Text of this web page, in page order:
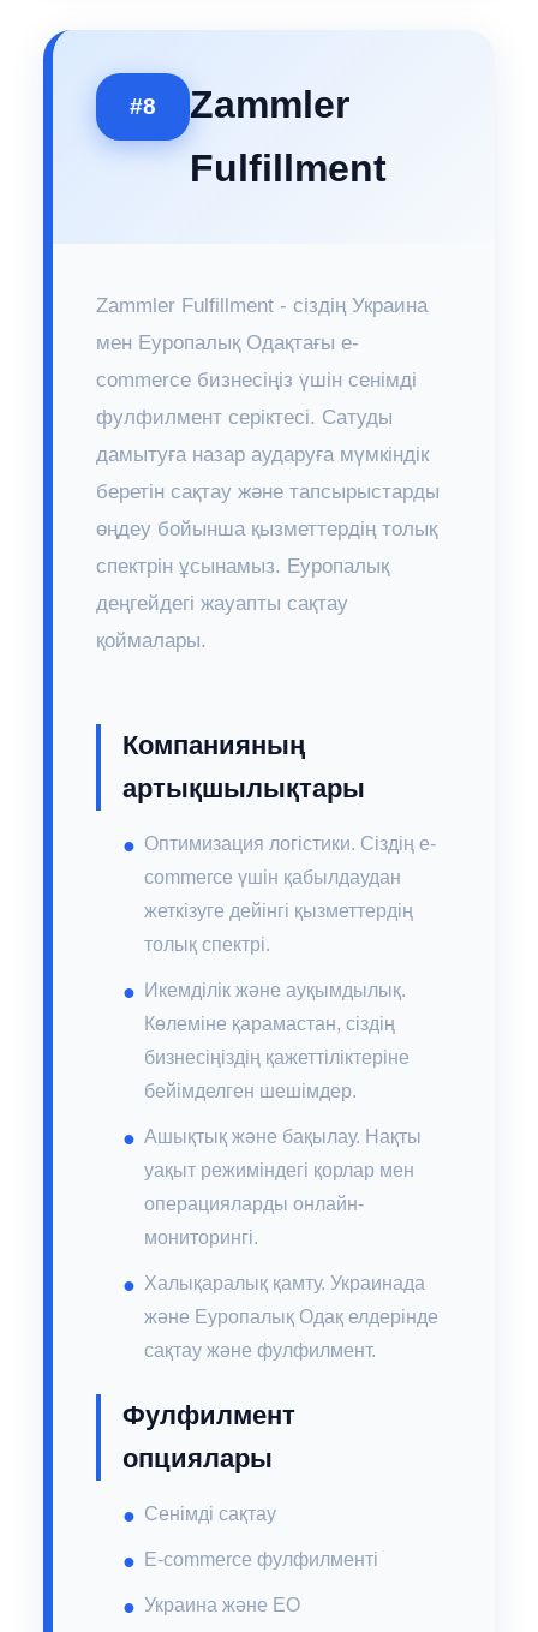
#8
Zammler
Fulfillment
Zammler Fulfillment - сіздің Украина
мен Еуропалық Одақтағы e-
commerce бизнесіңіз үшін сенімді
фулфилмент серіктесі. Сатуды
дамытуға назар аударуға мүмкіндік
беретін сақтау және тапсырыстарды
өңдеу бойынша қызметтердің толық
спектрін ұсынамыз. Еуропалық
деңгейдегі жауапты сақтау
қоймалары.
Компанияның
артықшылықтары
Оптимизация логістики. Сіздің e-
commerce үшін қабылдаудан
жеткізуге дейінгі қызметтердің
толық спектрі.
Икемділік және ауқымдылық.
Көлеміне қарамастан, сіздің
бизнесіңіздің қажеттіліктеріне
бейімделген шешімдер.
Ашықтық және бақылау. Нақты
уақыт режиміндегі қорлар мен
операцияларды онлайн-
мониторингі.
Халықаралық қамту. Украинада
және Еуропалық Одақ елдерінде
сақтау және фулфилмент.
Фулфилмент
опциялары
Сенімді сақтау
E-commerce фулфилменті
Украина және ЕО